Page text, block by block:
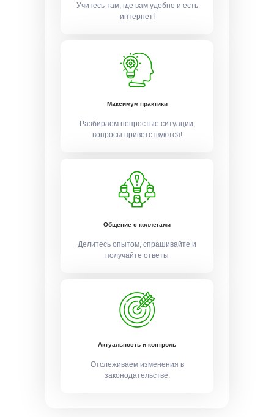
Учитесь там, где вам удобно и есть
интернет!
Максимум практики
Разбираем непростые ситуации,
вопросы приветствуются!
Общение с коллегами
Делитесь опытом, спрашивайте и
получайте ответы
Актуальность и контроль
Отслеживаем изменения в
законодательстве.